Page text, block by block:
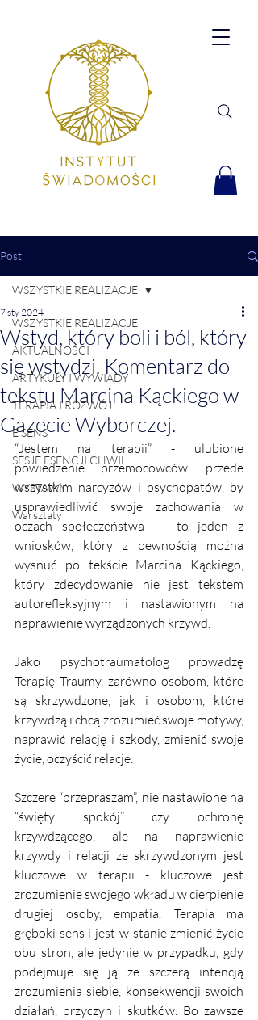
Post
WSZYSTKIE REALIZACJE
AKTUALNOŚCI
ARTYKUŁY I WYWIADY
TERAPIA I ROZWÓJ
E SENS
SESJE ESENCJI CHWIL
WYSTAWY
Warsztaty
WSZYSTKIE REALIZACJE
Wstyd, który boli i ból, który
się wstydzi. Komentarz do
tekstu Marcina Kąckiego w
Gazecie Wyborczej.
7 sty 2024
“Jestem na terapii” - ulubione
powiedzenie przemocowców, przede
wszystkim narcyzów i psychopatów, by
usprawiedliwić swoje zachowania w
oczach społeczeństwa  - to jeden z
wniosków, który z pewnością można
wysnuć po tekście Marcina Kąckiego,
który zdecydowanie nie jest tekstem
autorefleksyjnym i nastawionym na
naprawienie wyrządzonych krzywd.
Jako psychotraumatolog prowadzę
Terapię Traumy, zarówno osobom, które
są skrzywdzone, jak i osobom, które
krzywdzą i chcą zrozumieć swoje motywy,
naprawić relację i szkody, zmienić swoje
życie, oczyścić relacje.
Szczere “przepraszam”, nie nastawione na
“święty spokój” czy ochronę
krzywdzącego, ale na naprawienie
krzywdy i relacji ze skrzywdzonym jest
kluczowe w terapii - kluczowe jest
zrozumienie swojego wkładu w cierpienie
drugiej osoby, empatia. Terapia ma
głęboki sens i jest w stanie zmienić życie
obu stron, ale jedynie w przypadku, gdy
podejmuje się ją ze szczerą intencją
zrozumienia siebie, konsekwencji swoich
działań, przyczyn i skutków. Bo zawsze